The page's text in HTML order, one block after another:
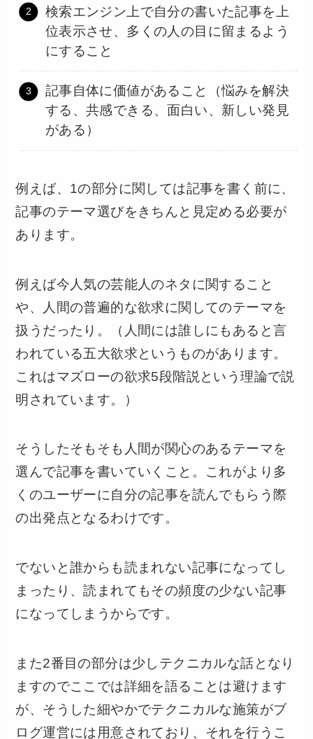
検索エンジン上で自分の書いた記事を上
位表示させ、多くの人の目に留まるよう
にすること
記事自体に価値があること（悩みを解決
する、共感できる、面白い、新しい発見
がある）
例えば、1の部分に関しては記事を書く前に、
記事のテーマ選びをきちんと見定める必要が
あります。
例えば今人気の芸能人のネタに関すること
や、人間の普遍的な欲求に関してのテーマを
扱うだったり。（人間には誰しにもあると言
われている五大欲求というものがあります。
これはマズローの欲求5段階説という理論で説
明されています。）
そうしたそもそも人間が関心のあるテーマを
選んで記事を書いていくこと。これがより多
くのユーザーに自分の記事を読んでもらう際
の出発点となるわけです。
でないと誰からも読まれない記事になってし
まったり、読まれてもその頻度の少ない記事
になってしまうからです。
また2番目の部分は少しテクニカルな話となり
ますのでここでは詳細を語ることは避けます
が、そうした細やかでテクニカルな施策がブ
ログ運営には用意されており、それを行うこ